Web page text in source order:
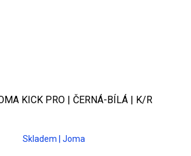
KICK PRO | ČERNÁ-BÍLÁ | K/R
Skladem | Joma